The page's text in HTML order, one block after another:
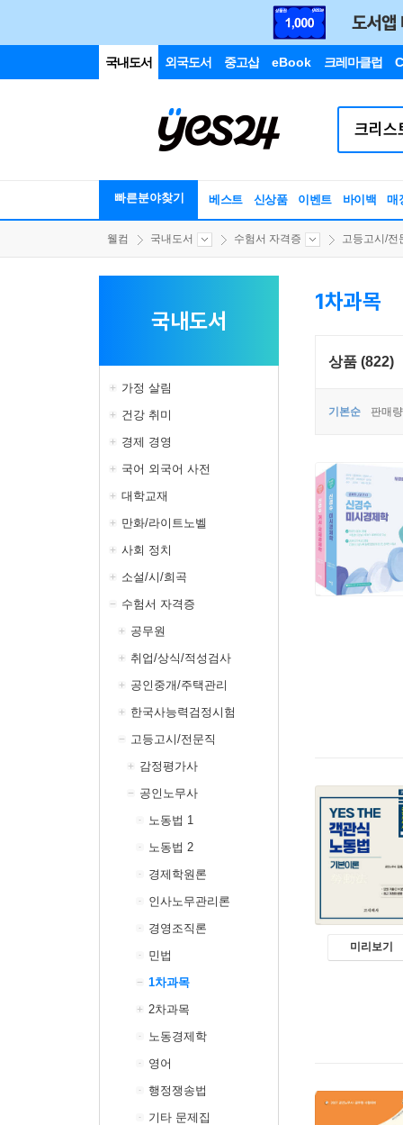
국내도서 외국도서 중고샵 eBook 크레마클럽
빠른분야찾기 베스트 신상품 이벤트 바이백 매
웰컴 국내도서 수험서 자격증 고등고시/전
국내도서
가정 살림
건강 취미
경제 경영
국어 외국어 사전
대학교재
만화/라이트노벨
사회 정치
소설/시/희곡
수험서 자격증
공무원
취업/상식/적성검사
공인중개/주택관리
한국사능력검정시험
고등고시/전문직
감정평가사
공인노무사
노동법 1
노동법 2
경제학원론
인사노무관리론
경영조직론
민법
1차과목
2차과목
노동경제학
영어
행정쟁송법
기타 문제집
1차과목
상품 (822)
기본순 판매
미리보기